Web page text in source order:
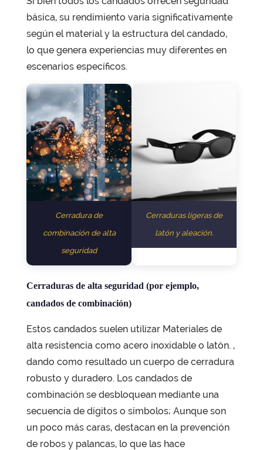
básica, su rendimiento varía significativamente
según el material y la estructura del candado,
lo que genera experiencias muy diferentes en
escenarios específicos.
Cerradura de
combinación de alta
seguridad
Cerraduras ligeras de
latón y aleación.
Cerraduras de alta seguridad (por ejemplo,
candados de combinación)
Estos candados suelen utilizar Materiales de
alta resistencia como acero inoxidable o latón. ,
dando como resultado un cuerpo de cerradura
robusto y duradero. Los candados de
combinación se desbloquean mediante una
secuencia de dígitos o símbolos; Aunque son
un poco más caras, destacan en la prevención
de robos y palancas, lo que las hace